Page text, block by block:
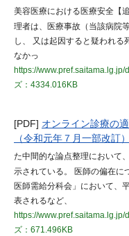
美容医療における医療安全【
理者は、医療事故（当該病院
し、 又は起因すると疑われる
なかっ
https://
ズ：4334.016KB
[PDF] オンライン診療の
（令和元年７月一部改訂）
た中間的な論点整理において
示されている。 医師の偏在に
医師需給分科会」において、
表されるなど、
https://
ズ：671.496KB